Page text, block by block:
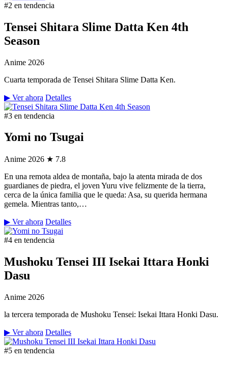
#2 en tendencia
Tensei Shitara Slime Datta Ken 4th
Season
Anime 2026
Cuarta temporada de Tensei Shitara Slime Datta Ken.
▶ Ver ahora Detalles
#3 en tendencia
Yomi no Tsugai
Anime 2026 ★ 7.8
En una remota aldea de montaña, bajo la atenta mirada de dos
guardianes de piedra, el joven Yuru vive felizmente de la tierra,
cerca de la única familia que le queda: Asa, su querida hermana
gemela. Mientras tanto,…
▶ Ver ahora Detalles
#4 en tendencia
Mushoku Tensei III Isekai Ittara Honki
Dasu
Anime 2026
la tercera temporada de Mushoku Tensei: Isekai Ittara Honki Dasu.
▶ Ver ahora Detalles
#5 en tendencia